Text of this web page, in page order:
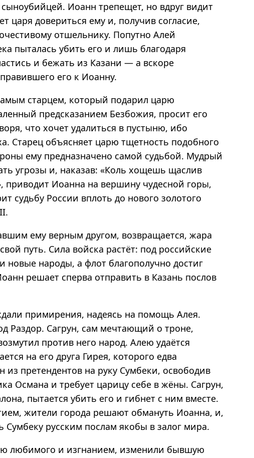
Иоанн трепещет, но вдруг видит
царя довериться ему и, получив согласие,
отшельнику. Попутно Алей
пыталась убить его и лишь благодаря
и бежать из Казани — а вскоре
его к Иоанну.
старцем, который подарил царю
предсказанием Безбожия, просит его
что хочет удалиться в пустыню, ибо
Старец объясняет царю тщетность подобного
ему предназначено самой судьбой. Мудрый
угрозы и, наказав: «Коль хощешь щаслив
Иоанна на вершину чудесной горы,
судьбу России вплоть до нового золотого
ему верным другом, возвращается, жара
путь. Сила войска растёт: под российские
новые народы, а флот благополучно достиг
решает сперва отправить в Казань послов
примирения, надеясь на помощь Алея.
Раздор. Сагрун, сам мечтающий о троне,
против него народ. Алею удаётся
на его друга Гирея, которого едва
претендентов на руку Сумбеки, освободив
Османа и требует царицу себе в жёны. Сагрун,
пытается убить его и гибнет с ним вместе.
жители города решают обмануть Иоанна, и,
Сумбеку русским послам якобы в залог мира.
любимого и изгнанием, изменили бывшую